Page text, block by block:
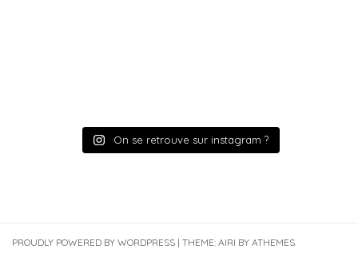
On se retrouve sur instagram ?
PROUDLY POWERED BY WORDPRESS | THEME: AIRI BY ATHEMES.